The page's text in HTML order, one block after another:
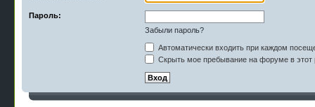
Пароль:
Забыли пароль?
Автоматически входить при каждом
Скрыть мое пребывание на форуме в этот